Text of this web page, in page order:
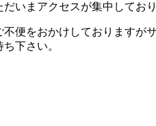
だいまアクセスが集中してお
不便をおかけしておりますが
ち下さい。